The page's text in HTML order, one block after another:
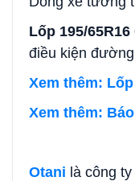
Lốp 195/
điều kiện
Xem thêm:
Xem thêm:
Otani là công